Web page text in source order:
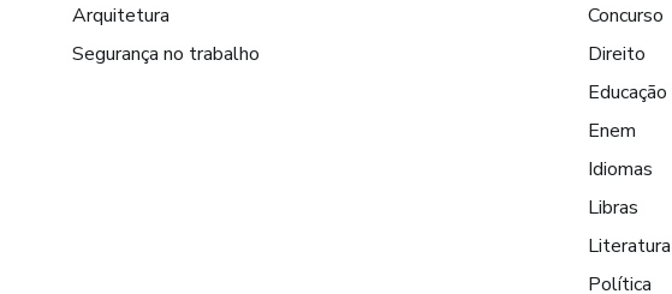
Arquitetura
Segurança no trabalho
Concurso
Direito
Educação
Enem
Idiomas
Libras
Literatura
Política